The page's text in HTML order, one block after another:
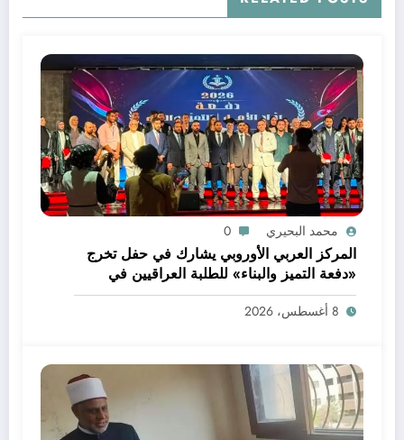
محمد البحيري 0
المركز العربي الأوروبي يشارك في حفل تخرج
«دفعة التميز والبناء» للطلبة العراقيين في
إسطنبول
8 أغسطس، 2026